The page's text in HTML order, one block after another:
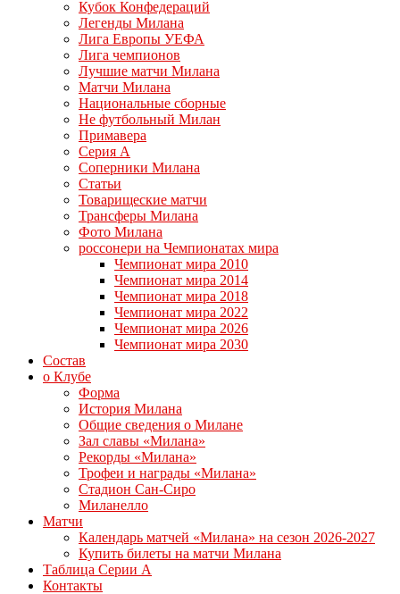
Кубок Конфедераций
Легенды Милана
Лига Европы УЕФА
Лига чемпионов
Лучшие матчи Милана
Матчи Милана
Национальные сборные
Не футбольный Милан
Примавера
Серия А
Соперники Милана
Статьи
Товарищеские матчи
Трансферы Милана
Фото Милана
россонери на Чемпионатах мира
Чемпионат мира 2010
Чемпионат мира 2014
Чемпионат мира 2018
Чемпионат мира 2022
Чемпионат мира 2026
Чемпионат мира 2030
Состав
о Клубе
Форма
История Милана
Общие сведения о Милане
Зал славы «Милана»
Рекорды «Милана»
Трофеи и награды «Милана»
Стадион Сан-Сиро
Миланелло
Матчи
Календарь матчей «Милана» на сезон 2026-2027
Купить билеты на матчи Милана
Таблица Серии А
Контакты